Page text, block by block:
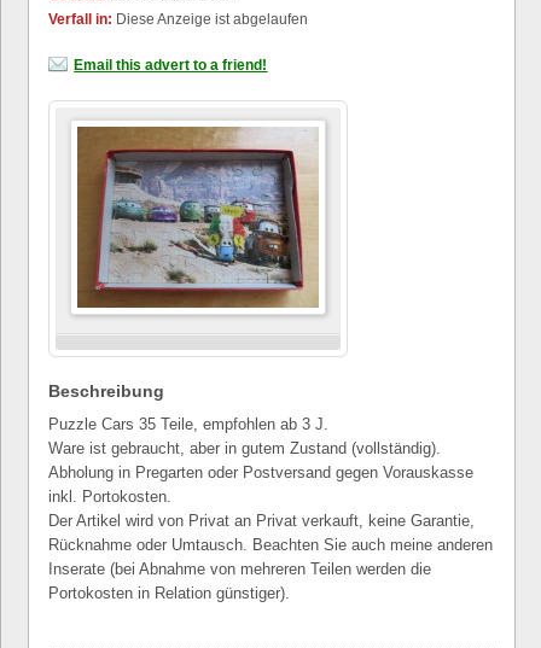
Verfall in: Diese Anzeige ist abgelaufen
Email this advert to a friend!
Beschreibung
Puzzle Cars 35 Teile, empfohlen ab 3 J.
Ware ist gebraucht, aber in gutem Zustand (vollständig).
Abholung in Pregarten oder Postversand gegen Vorauskasse
inkl. Portokosten.
Der Artikel wird von Privat an Privat verkauft, keine Garantie,
Rücknahme oder Umtausch. Beachten Sie auch meine anderen
Inserate (bei Abnahme von mehreren Teilen werden die
Portokosten in Relation günstiger).